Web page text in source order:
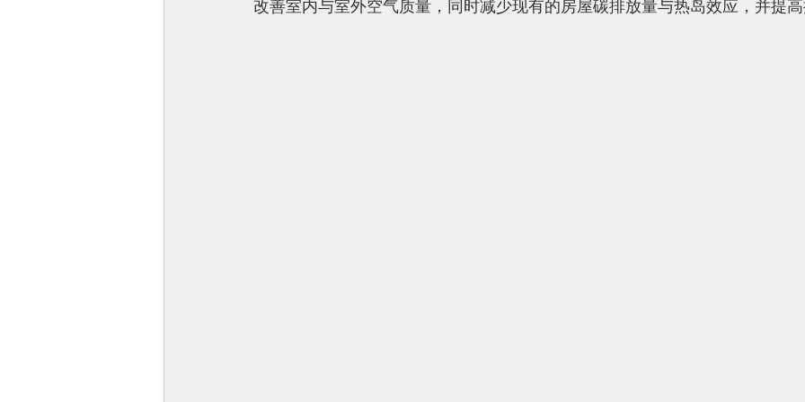
改善室内与室外空气质量，同时减少现有的房屋碳排放量与热岛效应，并提高